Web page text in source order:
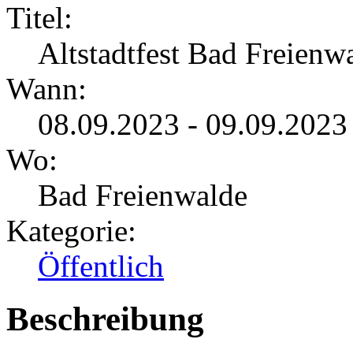
Titel:
Altstadtfest Bad
Wann:
08.09.2023 -
Wo:
Bad Freienwalde
Kategorie:
Öffentlich
Beschreibung